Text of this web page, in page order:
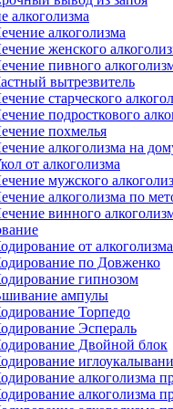
алкоголизма
алкоголизма
женского
пивного
вытрезвитель
старческого
подросткового
похмелья
алкоголизма на
от алкоголизма
мужского
алкоголизма по
винного
от алкоголизма
по Довженко
гипнозом
ампулы
Торпедо
Эспераль
Двойной блок
алкоголизма
алкоголизма